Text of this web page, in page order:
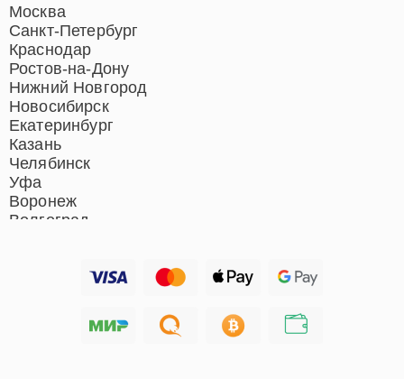
Москва
Санкт-Петербург
Краснодар
Ростов-на-Дону
Нижний Новгород
Новосибирск
Екатеринбург
Казань
Челябинск
Уфа
Воронеж
Волгоград
Хабаровск